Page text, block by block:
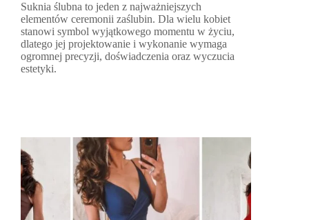
Suknia ślubna to jeden z najważniejszych
elementów ceremonii zaślubin. Dla wielu kobiet
stanowi symbol wyjątkowego momentu w życiu,
dlatego jej projektowanie i wykonanie wymaga
ogromnej precyzji, doświadczenia oraz wyczucia
estetyki.